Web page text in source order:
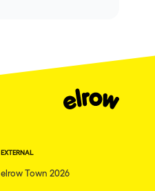
EXTERNAL
elrow Town 2026